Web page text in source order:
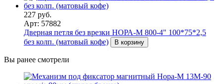
227 руб.
Арт: 57882
Дверная петля без врезки НОРА-М 800-4" 100*75*2,5
без колп. (матовый кофе)
В корзину
Вы ранее смотрели